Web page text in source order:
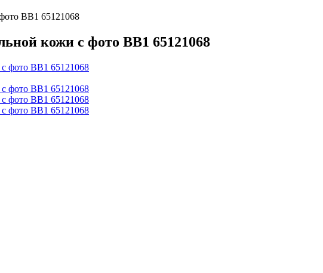
BB1 65121068
кожи с фото BB1 65121068